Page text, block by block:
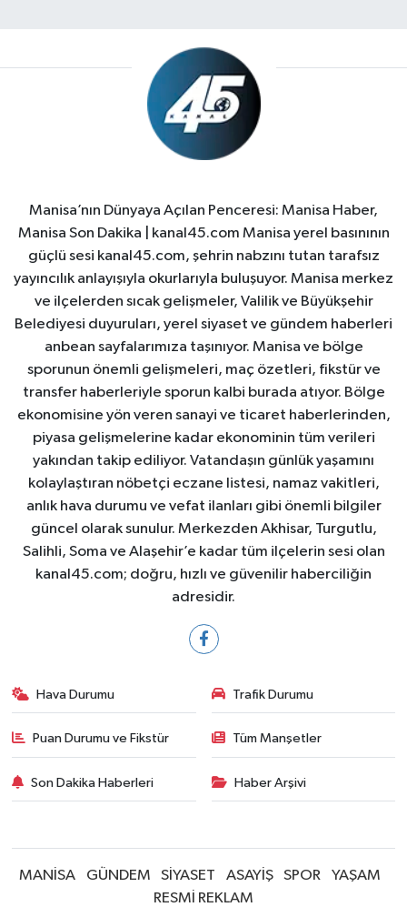
Manisa’nın Dünyaya Açılan Penceresi: Manisa Haber,
Manisa Son Dakika | kanal45.com Manisa yerel basınının
güçlü sesi kanal45.com, şehrin nabzını tutan tarafsız
yayıncılık anlayışıyla okurlarıyla buluşuyor. Manisa merkez
ve ilçelerden sıcak gelişmeler, Valilik ve Büyükşehir
Belediyesi duyuruları, yerel siyaset ve gündem haberleri
anbean sayfalarımıza taşınıyor. Manisa ve bölge
sporunun önemli gelişmeleri, maç özetleri, fikstür ve
transfer haberleriyle sporun kalbi burada atıyor. Bölge
ekonomisine yön veren sanayi ve ticaret haberlerinden,
piyasa gelişmelerine kadar ekonominin tüm verileri
yakından takip ediliyor. Vatandaşın günlük yaşamını
kolaylaştıran nöbetçi eczane listesi, namaz vakitleri,
anlık hava durumu ve vefat ilanları gibi önemli bilgiler
güncel olarak sunulur. Merkezden Akhisar, Turgutlu,
Salihli, Soma ve Alaşehir’e kadar tüm ilçelerin sesi olan
kanal45.com; doğru, hızlı ve güvenilir haberciliğin
adresidir.
Hava Durumu Trafik Durumu
Puan Durumu ve Fikstür Tüm Manşetler
Son Dakika Haberleri Haber Arşivi
MANİSA GÜNDEM SİYASET ASAYİŞ SPOR
YAŞAM
RESMİ REKLAM